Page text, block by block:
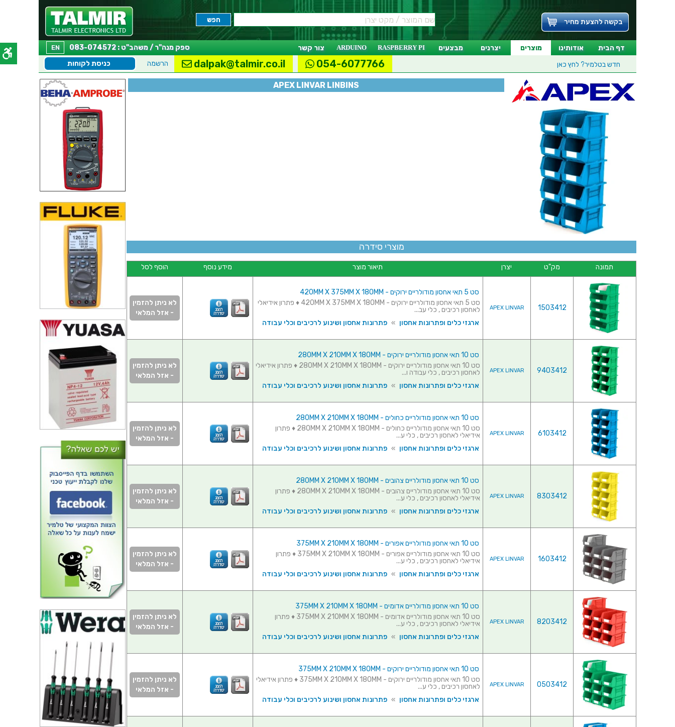
בקשה להצעת מחיר
דף הבית אודותינו מוצרים יצרנים מבצעים RASPBERRY PI
ARDUINO צור קשר EN
ספק מנה"ר / משהב"ט : 083-074572
חדש בטלמיר? לחץ כאן כניסת לקוחות הרשמה dalpak@talmir.co.il 054-6077766
APEX LINVAR LINBINS
מוצרי סידרה
תמונה מק"ט יצרן תיאור מוצר מידע נוסף הוסף לסל
1503412
APEX LINVAR
סט 5 תאי אחסון מודולריים ירוקים - 420MM X 375MM X 180MM
סט 5 תאי אחסון מודולריים ירוקים - 420MM X 375MM X 180MM ♦ פתרון אידיאלי
לאחסון רכיבים , כלי עב...
ארגזי כלים ופתרונות אחסון » פתרונות אחסון ושינוע לרכיבים וכלי עבודה
לא ניתן להזמין
- אזל המלאי
9403412
APEX LINVAR
סט 10 תאי אחסון מודולריים ירוקים - 280MM X 210MM X 180MM
סט 10 תאי אחסון מודולריים ירוקים - 280MM X 210MM X 180MM ♦ פתרון אידיאלי
לאחסון רכיבים , כלי עבודה ו...
ארגזי כלים ופתרונות אחסון » פתרונות אחסון ושינוע לרכיבים וכלי עבודה
לא ניתן להזמין
- אזל המלאי
6103412
APEX LINVAR
סט 10 תאי אחסון מודולריים כחולים - 280MM X 210MM X 180MM
סט 10 תאי אחסון מודולריים כחולים - 280MM X 210MM X 180MM ♦ פתרון
אידיאלי לאחסון רכיבים , כלי ע...
ארגזי כלים ופתרונות אחסון » פתרונות אחסון ושינוע לרכיבים וכלי עבודה
לא ניתן להזמין
- אזל המלאי
8303412
APEX LINVAR
סט 10 תאי אחסון מודולריים צהובים - 280MM X 210MM X 180MM
סט 10 תאי אחסון מודולריים צהובים - 280MM X 210MM X 180MM ♦ פתרון
אידיאלי לאחסון רכיבים , כלי ע...
ארגזי כלים ופתרונות אחסון » פתרונות אחסון ושינוע לרכיבים וכלי עבודה
לא ניתן להזמין
- אזל המלאי
1603412
APEX LINVAR
סט 10 תאי אחסון מודולריים אפורים - 375MM X 210MM X 180MM
סט 10 תאי אחסון מודולריים אפורים - 375MM X 210MM X 180MM ♦ פתרון
אידיאלי לאחסון רכיבים , כלי ע...
ארגזי כלים ופתרונות אחסון » פתרונות אחסון ושינוע לרכיבים וכלי עבודה
לא ניתן להזמין
- אזל המלאי
8203412
APEX LINVAR
סט 10 תאי אחסון מודולריים אדומים - 375MM X 210MM X 180MM
סט 10 תאי אחסון מודולריים אדומים - 375MM X 210MM X 180MM ♦ פתרון
אידיאלי לאחסון רכיבים , כלי ע...
ארגזי כלים ופתרונות אחסון » פתרונות אחסון ושינוע לרכיבים וכלי עבודה
לא ניתן להזמין
- אזל המלאי
0503412
APEX LINVAR
סט 10 תאי אחסון מודולריים ירוקים - 375MM X 210MM X 180MM
סט 10 תאי אחסון מודולריים ירוקים - 375MM X 210MM X 180MM ♦ פתרון אידיאלי
לאחסון רכיבים , כלי ע...
ארגזי כלים ופתרונות אחסון » פתרונות אחסון ושינוע לרכיבים וכלי עבודה
לא ניתן להזמין
- אזל המלאי